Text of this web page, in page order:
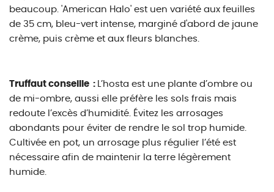
beaucoup. 'American Halo' est uen variété aux feuilles
de 35 cm, bleu-vert intense, marginé d'abord de jaune
crème, puis crème et aux fleurs blanches.
Truffaut conseille : L’hosta est une plante d’ombre ou
de mi-ombre, aussi elle préfère les sols frais mais
redoute l’excès d’humidité. Évitez les arrosages
abondants pour éviter de rendre le sol trop humide.
Cultivée en pot, un arrosage plus régulier l’été est
nécessaire afin de maintenir la terre légèrement
humide.